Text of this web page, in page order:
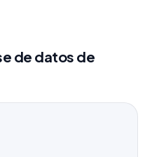
de datos de